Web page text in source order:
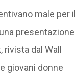
male per il
presentazione
dal Wall
giovani donne